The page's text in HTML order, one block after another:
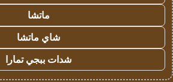
ماتشا
شاي ماتشا
شدات ببجي تمارا